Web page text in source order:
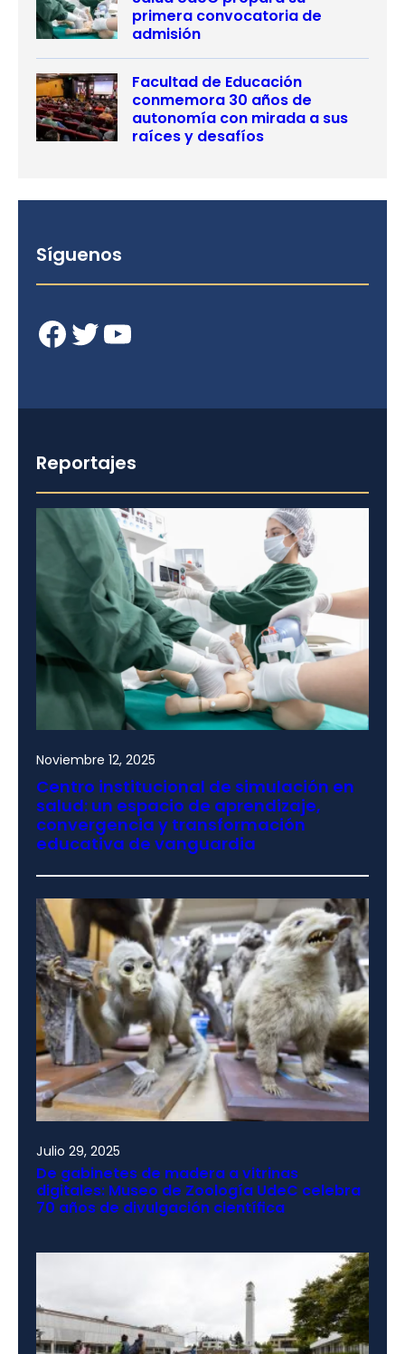
primera convocatoria de
admisión
Facultad de Educación
conmemora 30 años de
autonomía con mirada a sus
raíces y desafíos
Síguenos
Facebook Twitter YouTube
Reportajes
Noviembre 12, 2025
Centro institucional de simulación en
salud: un espacio de aprendizaje,
convergencia y transformación
educativa de vanguardia
Julio 29, 2025
De gabinetes de madera a vitrinas
digitales: Museo de Zoología UdeC celebra
70 años de divulgación científica